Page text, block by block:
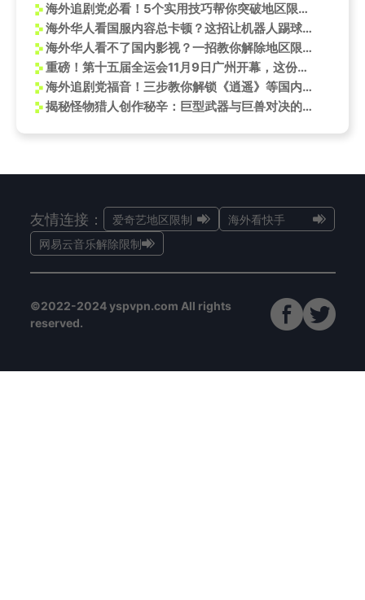
海外追剧党必看！5个实用技巧帮你突破地区限制看遍国内热播剧
海外华人看国服内容总卡顿？这招让机器人踢球都比你流畅！
海外华人看不了国内影视？一招教你解除地区限制，畅享必胜客×永劫无间联动狂欢
重磅！第十五届全运会11月9日广州开幕，这份观赛指南请收好
海外追剧党福音！三步教你解锁《逍遥》等国内热播剧，告别卡顿与地区限制
揭秘怪物猎人创作秘辛：巨型武器与巨兽对决的灵感起源
友情连接： 爱奇艺地区限制
海外看快手
网易云音乐解除限制
©2022-2024 yspvpn.com All rights
reserved.